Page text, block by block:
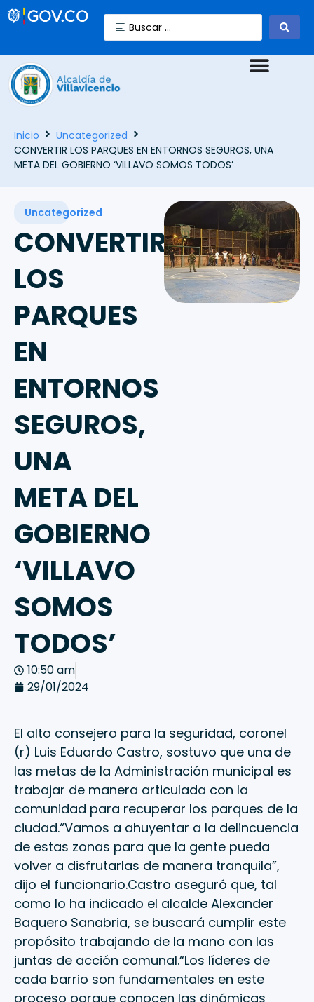
Inicio
Uncategorized
CONVERTIR LOS PARQUES EN ENTORNOS SEGUROS, UNA
META DEL GOBIERNO ‘VILLAVO SOMOS TODOS’
Uncategorized
CONVERTIR
LOS
PARQUES
EN
ENTORNOS
SEGUROS,
UNA
META DEL
GOBIERNO
‘VILLAVO
SOMOS
TODOS’
10:50 am
29/01/2024
El alto consejero para la seguridad, coronel
(r) Luis Eduardo Castro, sostuvo que una de
las metas de la Administración municipal es
trabajar de manera articulada con la
comunidad para recuperar los parques de la
ciudad.“Vamos a ahuyentar a la delincuencia
de estas zonas para que la gente pueda
volver a disfrutarlas de manera tranquila”,
dijo el funcionario.Castro aseguró que, tal
como lo ha indicado el alcalde Alexander
Baquero Sanabria, se buscará cumplir este
propósito trabajando de la mano con las
juntas de acción comunal.“Los líderes de
cada barrio son fundamentales en este
proceso porque conocen las dinámicas